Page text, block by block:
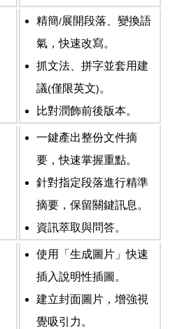
精簡/展開段落、變換語
氣，快速改寫。
抓文法、拼字並套用建
議(僅限英文)。
比對潤飾前後版本。
一鍵產出整份文件摘
要，快速掌握重點。
針對指定段落進行精準
摘要，保留關鍵訊息。
資訊萃取與問答。
使用「生成圖片」快速
插入說明性插圖。
建立封面圖片，增強視
覺吸引力。